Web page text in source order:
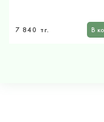
7 840 тг. В